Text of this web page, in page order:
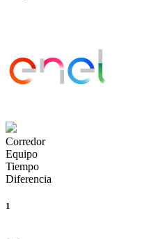
Corredor
Equipo
Tiempo
Diferencia
1